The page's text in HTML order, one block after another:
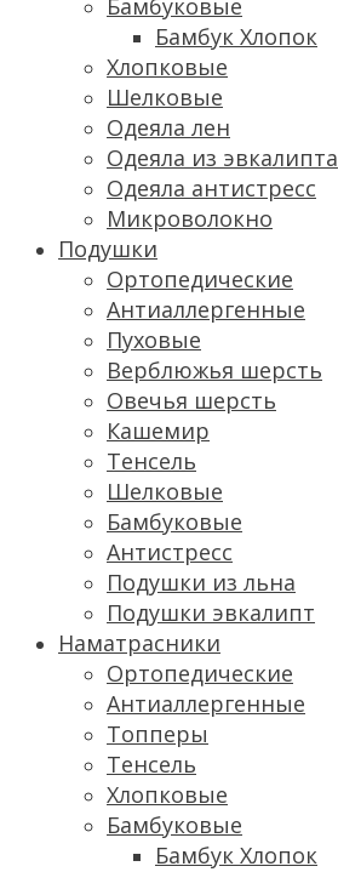
Бамбук Хлопок
Хлопковые
Шелковые
Одеяла лен
Одеяла из эвкалипта
Одеяла антистресс
Микроволокно
Подушки
Ортопедические
Антиаллергенные
Пуховые
Верблюжья шерсть
Овечья шерсть
Кашемир
Тенсель
Шелковые
Бамбуковые
Антистресс
Подушки из льна
Подушки эвкалипт
Наматрасники
Ортопедические
Антиаллергенные
Топперы
Тенсель
Хлопковые
Бамбуковые
Бамбук Хлопок